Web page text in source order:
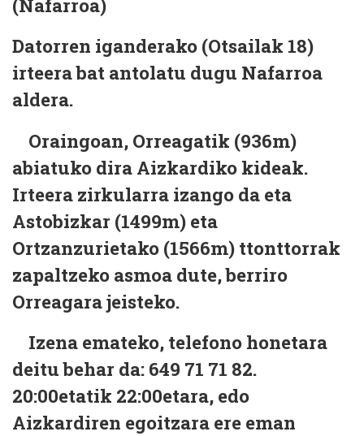
(Nafarroa)
Datorren iganderako (Otsailak 18)
irteera bat antolatu dugu Nafarroa
aldera.
Oraingoan, Orreagatik (936m)
abiatuko dira Aizkardiko kideak.
Irteera zirkularra izango da eta
Astobizkar (1499m) eta
Ortzanzurietako (1566m) ttonttorrak
zapaltzeko asmoa dute, berriro
Orreagara jeisteko.
Izena emateko, telefono honetara
deitu behar da: 649 71 71 82.
20:00etatik 22:00etara, edo
Aizkardiren egoitzara ere eman